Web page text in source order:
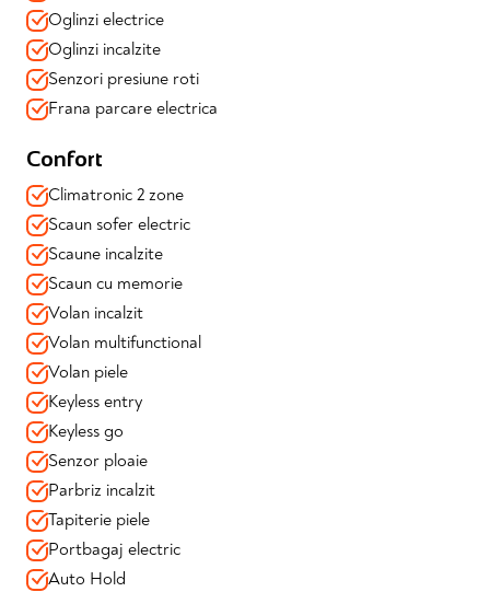
✔️Frana de parcare electrica
✔️Keyless Entry
✔️Keyless GO
✔️Hayon electric
✔️Lumini de zi LED
✔️Faruri FULL LED
✔️Functie EV Mode (rulare full electric)
✔️Display central cu touchscreen
✔️Apple Carplay & Android Auto
✔️Porturi USB fata
✔️Control vocal
📍 Mașina se vinde cu garanție valabilă și toate verificările
efectuate
📍 Disponibilă imediat prin Automotion – achiziție în
siguranță, consultanță dedicată, soluții de finanțare
adaptate
Oglinzi electrice
Oglinzi incalzite
Senzori presiune roti
Frana parcare electrica
Confort
Climatronic 2 zone
Scaun sofer electric
Scaune incalzite
Scaun cu memorie
Volan incalzit
Volan multifunctional
Volan piele
Keyless entry
Keyless go
Senzor ploaie
Parbriz incalzit
Tapiterie piele
Portbagaj electric
Auto Hold